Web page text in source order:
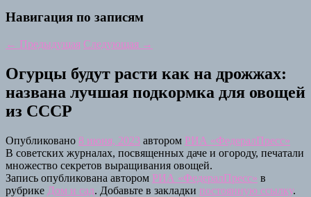
Навигация по записям
← Предыдущая Следующая →
Огурцы будут расти как на дрожжах:
названа лучшая подкормка для овощей
из СССР
Опубликовано 8 июня, 2023 автором РИА «ФедералПресс»
В советских журналах, посвященных даче и огороду, печатали
множество секретов выращивания овощей.
Запись опубликована автором РИА «ФедералПресс» в
рубрике Дом и сад. Добавьте в закладки постоянную ссылку.